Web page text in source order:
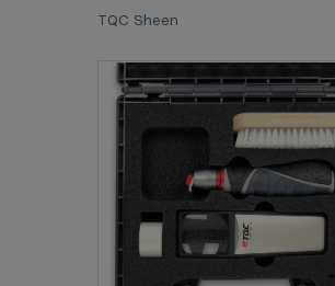
TQC Sheen